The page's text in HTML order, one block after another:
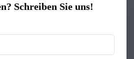
Schreiben Sie uns!